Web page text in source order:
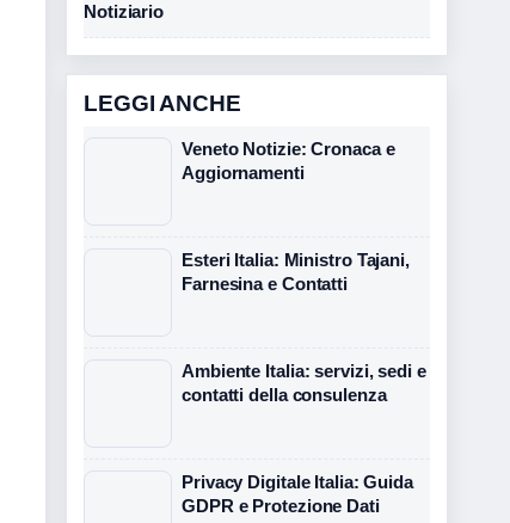
Notiziario
LEGGI ANCHE
Veneto Notizie: Cronaca e
Aggiornamenti
Esteri Italia: Ministro Tajani,
Farnesina e Contatti
Ambiente Italia: servizi, sedi e
contatti della consulenza
Privacy Digitale Italia: Guida
GDPR e Protezione Dati